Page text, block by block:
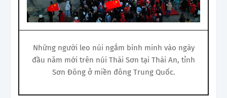
Những người leo núi ngắm bình minh vào ngày
đầu năm mới trên núi Thái Sơn tại Thái An, tỉnh
Sơn Đông ở miền đông Trung Quốc.